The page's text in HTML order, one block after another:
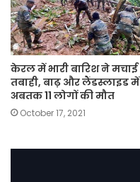
केरल में भारी बारिश ने मचाई
तबाही, बाढ़ और लैंडस्लाइड में
अबतक 11 लोगों की मौत
October 17, 2021